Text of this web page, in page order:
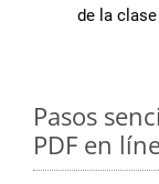
de la
Pasos
PDF en